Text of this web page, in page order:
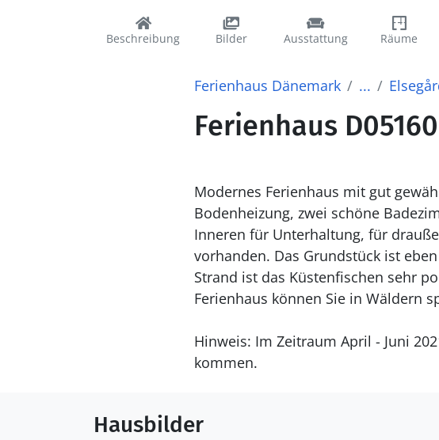
Beschreibung Bilder Ausstattung Räume
Ferienhaus Dänemark ...
Ferienhaus
Modernes Ferienhaus mit gut
Bodenheizung, zwei schöne
Inneren für Unterhaltung, für
vorhanden. Das Grundstück ist
Strand ist das Küstenfischen sehr
Ferienhaus können Sie in Wäldern
Hinweis: Im Zeitraum April - Juni
kommen.
Hausbilder